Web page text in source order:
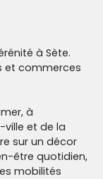
à Sète.
et commerces
à
ville et de la
sur un décor
être quotidien,
mobilités